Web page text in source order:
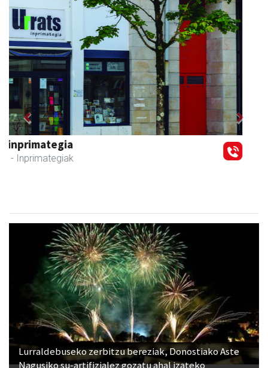
Elizondo taberna
Andoain -
Previous Next
Lurraldebuseko zerbitzu bereziak, Donostiako Aste
Nagusiko su-artifizialez gozatu ahal izateko